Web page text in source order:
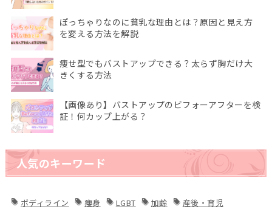
ぽっちゃりなのに貧乳な理由とは？原因と見え方
を変える方法を解説
痩せ型でもバストアップできる？太らず胸だけ大
きくする方法
【画像あり】バストアップのビフォーアフターを検
証！何カップ上がる？
人気のキーワード
ボディライン 痩身 LGBT 加齢
産後・育児